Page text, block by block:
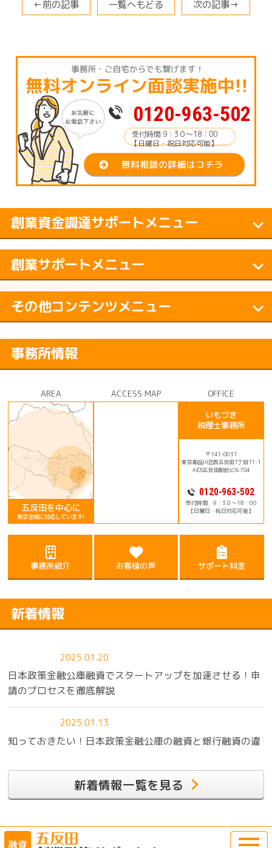
←前の記事 一覧へもどる 次の記事→
0120-963-502
受付時間 9：3０～18：00
【日曜日・祝日対応可能】
創業資金調達サポートメニュー
創業サポートメニュー
その他コンテンツメニュー
事務所情報
AREA
五反田を中心に
東京全域に対応しています!
ACCESS MAP
OFFICE
いもづき
税理士事務所
〒141-0031
東京都品川区西五反田1丁目11-1
AiOS五反田駅前ビル704
0120-963-502
受付時間 9：3０～18：00
【日曜日・祝日対応可能】
事務所紹介 お客様の声 サポート料金
新着情報
2025.01.20
日本政策金融公庫融資でスタートアップを加速させる！申
請のプロセスを徹底解説
2025.01.13
知っておきたい！日本政策金融公庫の融資と銀行融資の違
2025.01.06
新着情報一覧を見る